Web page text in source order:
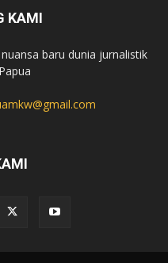
KAMI
baru dunia jurnalistik